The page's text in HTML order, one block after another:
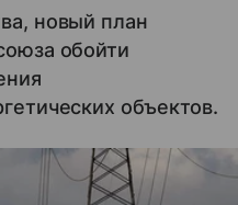
новый план
обойти
объектов.